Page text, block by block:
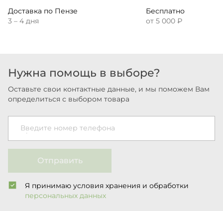
Доставка по Пензе
3 – 4 дня
Бесплатно
от 5 000 ₽
Нужна помощь в выборе?
Оставьте свои контактные данные, и мы поможем Вам
определиться с выбором товара
Введите номер телефона
Отправить
Я принимаю условия хранения и обработки
персональных данных